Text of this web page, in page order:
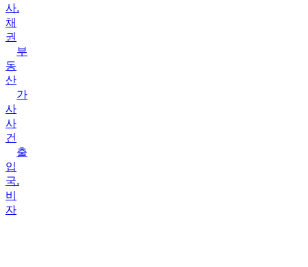
사.
채
권
부
동
산
가
사
사
건
출
입
국.
비
자